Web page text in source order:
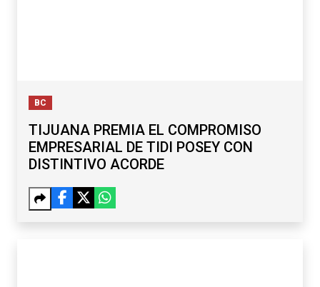
BC
TIJUANA PREMIA EL COMPROMISO
EMPRESARIAL DE TIDI POSEY CON
DISTINTIVO ACORDE